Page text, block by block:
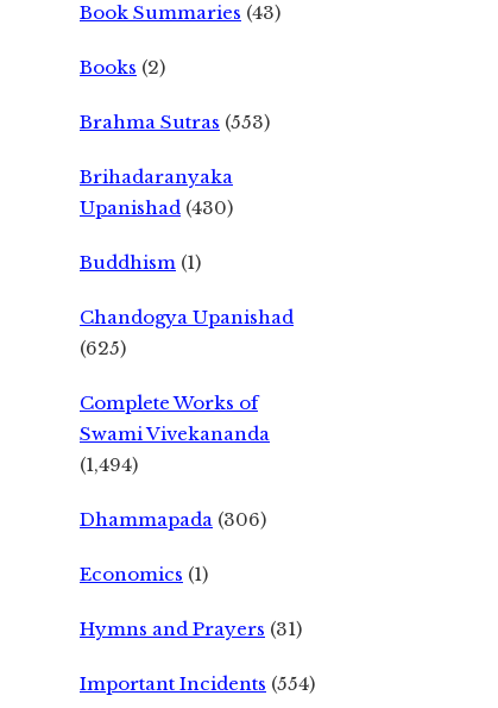
Book Summaries (43)
Books (2)
Brahma Sutras (553)
Brihadaranyaka
Upanishad (430)
Buddhism (1)
Chandogya Upanishad
(625)
Complete Works of
Swami Vivekananda
(1,494)
Dhammapada (306)
Economics (1)
Hymns and Prayers (31)
Important Incidents (554)